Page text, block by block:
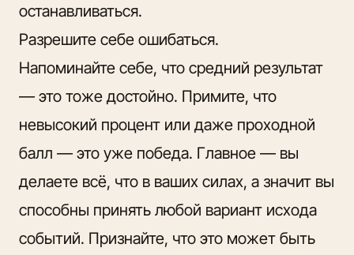
останавливаться.
Разрешите себе ошибаться.
Напоминайте себе, что средний результат
— это тоже достойно. Примите, что
невысокий процент или даже проходной
балл — это уже победа. Главное — вы
делаете всё, что в ваших силах, а значит вы
способны принять любой вариант исхода
событий. Признайте, что это может быть